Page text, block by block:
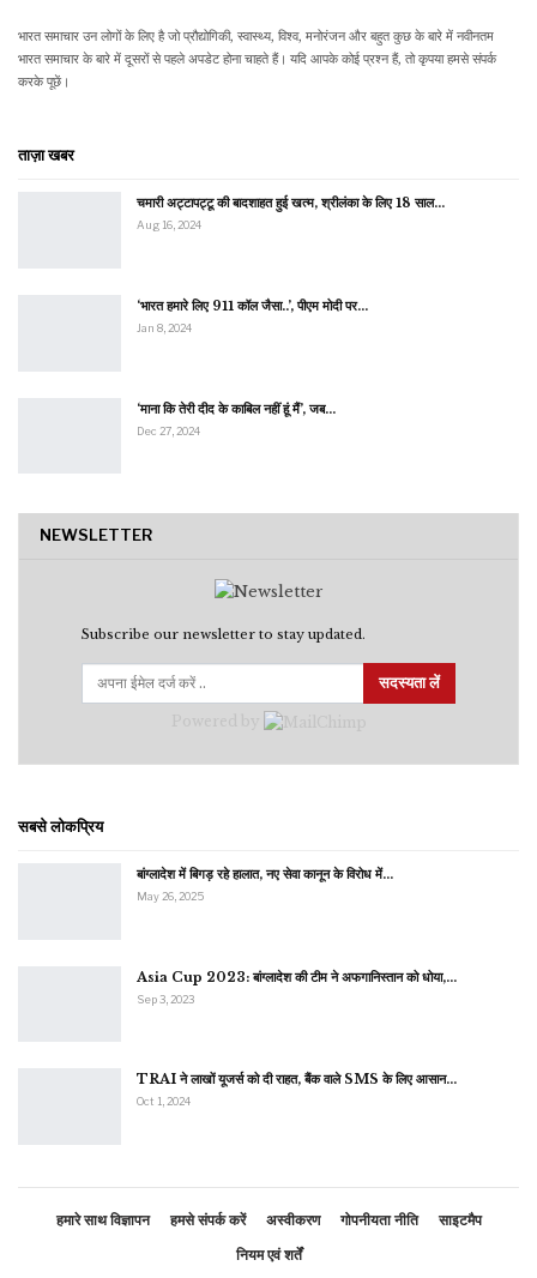
भारत समाचार उन लोगों के लिए है जो प्रौद्योगिकी, स्वास्थ्य, विश्व, मनोरंजन और बहुत कुछ के बारे में नवीनतम
भारत समाचार के बारे में दूसरों से पहले अपडेट होना चाहते हैं। यदि आपके कोई प्रश्न हैं, तो कृपया हमसे संपर्क
करके पूछें।
ताज़ा खबर
चमारी अट्टापट्टू की बादशाहत हुई खत्म, श्रीलंका के लिए 18 साल…
Aug 16, 2024
‘भारत हमारे लिए 911 कॉल जैसा..’, पीएम मोदी पर…
Jan 8, 2024
‘माना कि तेरी दीद के काबिल नहीं हूं मैं’, जब…
Dec 27, 2024
NEWSLETTER
Subscribe our newsletter to stay updated.
सदस्यता लें
सबसे लोकप्रिय
बांग्लादेश में बिगड़ रहे हालात, नए सेवा कानून के विरोध में…
May 26, 2025
Asia Cup 2023: बांग्लादेश की टीम ने अफगानिस्तान को धोया,…
Sep 3, 2023
TRAI ने लाखों यूजर्स को दी राहत, बैंक वाले SMS के लिए आसान…
Oct 1, 2024
हमारे साथ विज्ञापन हमसे संपर्क करें अस्वीकरण गोपनीयता नीति
साइटमैप
नियम एवं शर्तें